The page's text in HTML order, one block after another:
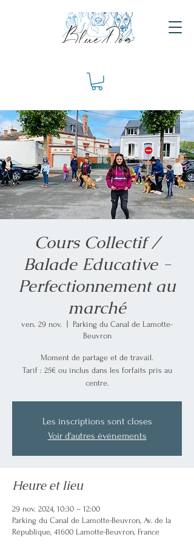
Cours Collectif /
Balade Educative -
Perfectionnement au
marché
ven. 29 nov.
  |
Parking du Canal de Lamotte-
Beuvron
Moment de partage et de travail.
Tarif : 25€ ou inclus dans les forfaits pris au
centre.
Les inscriptions sont closes
Voir d'autres événements
Heure et lieu
29 nov. 2024, 10:30 – 12:00
Parking du Canal de Lamotte-Beuvron, Av. de la
République, 41600 Lamotte-Beuvron, France